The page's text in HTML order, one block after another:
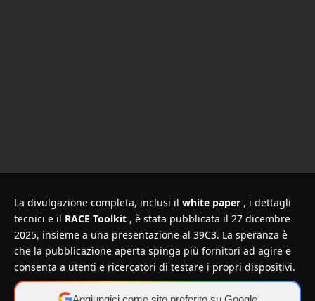
La divulgazione completa, inclusi il white paper , i dettagli
tecnici e il RACE Toolkit , è stata pubblicata il 27 dicembre
2025, insieme a una presentazione al 39C3. La speranza è
che la pubblicazione aperta spinga più fornitori ad agire e
consenta a utenti e ricercatori di testare i propri dispositivi.